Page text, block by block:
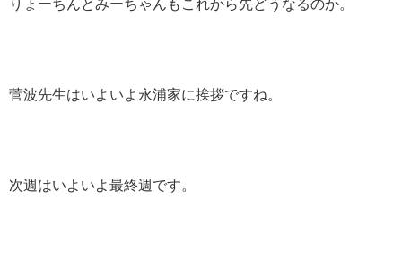
りょーちんとみーちゃんもこれから先どうなるのか。
菅波先生はいよいよ永浦家に挨拶ですね。
次週はいよいよ最終週です。